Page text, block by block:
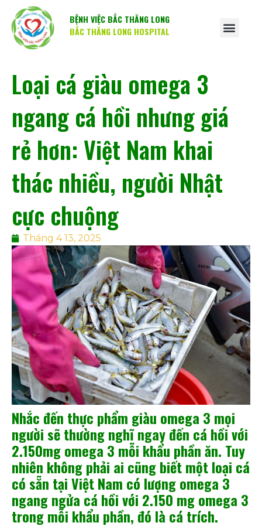
BỆNH VIỆC BẮC THĂNG LONG
BẮC THĂNG LONG HOSPITAL
Loại cá giàu omega 3
ngang cá hồi nhưng giá
rẻ hơn: Việt Nam khai
thác nhiều, người Nhật
cực chuộng
Tháng 4 13, 2025
Nhắc đến thực phẩm giàu omega 3 mọi
người sẽ thường nghĩ ngay đến cá hồi với
2.150mg omega 3 mỗi khẩu phần ăn. Tuy
nhiên không phải ai cũng biết ‏‏một loại cá
có sẵn tại Việt Nam có lượng omega 3
ngang ngửa cá hồi với 2.150 mg omega 3
trong mỗi khẩu phần, đó là cá trích.